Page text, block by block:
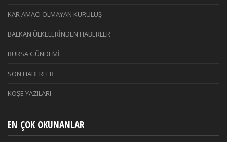
KAR AMACI OLMAYAN KURULUŞ
BALKAN ÜLKELERİNDEN HABERLER
BURSA GÜNDEMİ
SON HABERLER
KÖŞE YAZILARI
EN ÇOK OKUNANLAR